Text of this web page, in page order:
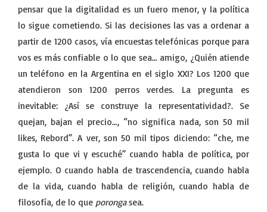
pensar que la digitalidad es un fuero menor, y la política
lo sigue cometiendo. Si las decisiones las vas a ordenar a
partir de 1200 casos, vía encuestas telefónicas porque para
vos es más confiable o lo que sea… amigo, ¿Quién atiende
un teléfono en la Argentina en el siglo XXI? Los 1200 que
atendieron son 1200 perros verdes. La pregunta es
inevitable: ¿Así se construye la representatividad?. Se
quejan, bajan el precio…, “no significa nada, son 50 mil
likes, Rebord”. A ver, son 50 mil tipos diciendo: “che, me
gusta lo que vi y escuché” cuando habla de política, por
ejemplo. O cuando habla de trascendencia, cuando habla
de la vida, cuando habla de religión, cuando habla de
filosofía, de lo que porongasea.